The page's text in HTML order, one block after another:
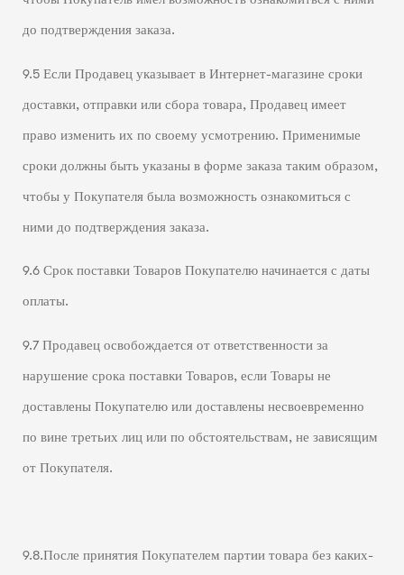
до подтверждения заказа.
9.5 Если Продавец указывает в Интернет-магазине сроки
доставки, отправки или сбора товара, Продавец имеет
право изменить их по своему усмотрению. Применимые
сроки должны быть указаны в форме заказа таким образом,
чтобы у Покупателя была возможность ознакомиться с
ними до подтверждения заказа.
9.6 Срок поставки Товаров Покупателю начинается с даты
оплаты.
9.7 Продавец освобождается от ответственности за
нарушение срока поставки Товаров, если Товары не
доставлены Покупателю или доставлены несвоевременно
по вине третьих лиц или по обстоятельствам, не зависящим
от Покупателя.
9.8.После принятия Покупателем партии товара без каких-